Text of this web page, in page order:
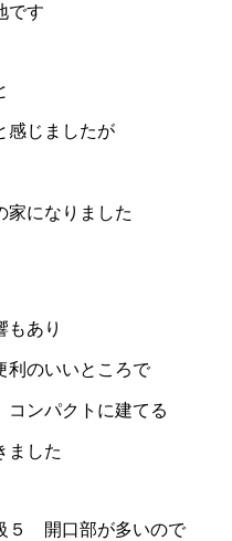
です
感じましたが
家になりました
もあり
のいいところで
ンパクトに建てる
ました
５ 開口部が多いので